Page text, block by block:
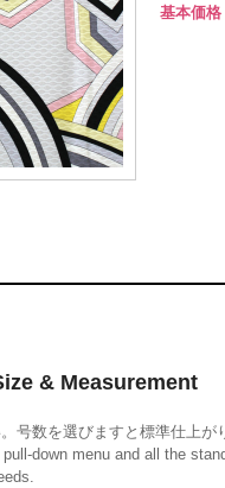
基本価格
& Measurement
号数を選びますと標準仕上が
down menu and all the